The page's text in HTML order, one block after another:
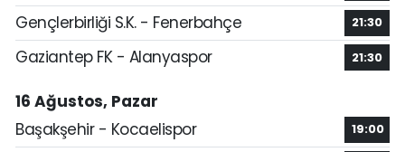
Gençlerbirliği S.K. - Fenerbahçe 21:30
Gaziantep FK - Alanyaspor 21:30
16 Ağustos, Pazar
Başakşehir - Kocaelispor
19:00